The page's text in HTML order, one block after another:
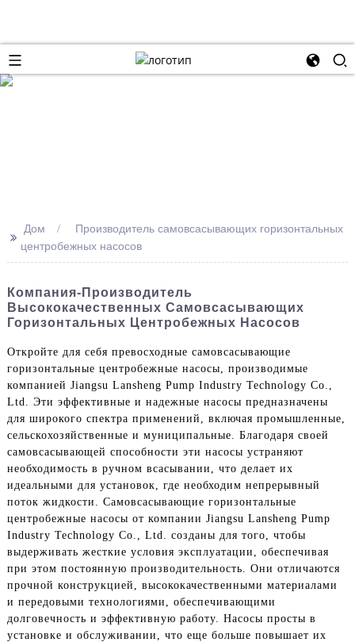
>> Дом
Производитель самовсасывающих горизонтальных
центробежных насосов
Компания-Производитель
Высококачественных Самовсасывающих
Горизонтальных Центробежных Насосов
Откройте для себя превосходные самовсасывающие
горизонтальные центробежные насосы, производимые
компанией Jiangsu Lansheng Pump Industry Technology Co.,
Ltd. Эти эффективные и надежные насосы предназначены
для широкого спектра применений, включая промышленные,
сельскохозяйственные и муниципальные. Благодаря своей
самовсасывающей способности эти насосы устраняют
необходимость в ручном всасывании, что делает их
идеальными для установок, где необходим непрерывный
поток жидкости. Самовсасывающие горизонтальные
центробежные насосы от компании Jiangsu Lansheng Pump
Industry Technology Co., Ltd. созданы для того, чтобы
выдерживать жесткие условия эксплуатации, обеспечивая
при этом постоянную производительность. Они отличаются
прочной конструкцией, высококачественными материалами
и передовыми технологиями, обеспечивающими
долговечность и эффективную работу. Насосы просты в
установке и обслуживании, что еще больше повышает их